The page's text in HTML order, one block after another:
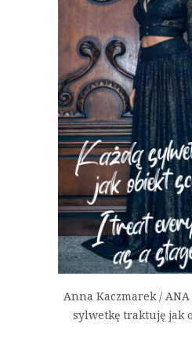
Anna Kaczmarek / ANA
sylwetkę traktuję jak